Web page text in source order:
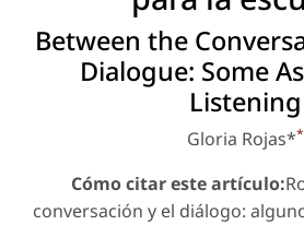
Between the
Dialogue: Some
Listening
Gloria Rojas**
Cómo citar este artículo:
conversación y el diálogo: